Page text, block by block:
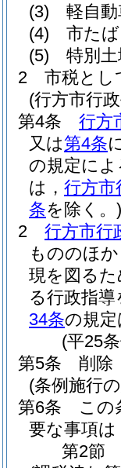
(3)
軽自
(4)
市た
(5)
特別
2
市税とし
(行方市行
第4条
行方
又は第4条
の規定に
は， 行方市
条を除く。)
2
行方市行
もののほ
現を図る
る行政指
34条の規
(平25
第5条
削除
(条例施行
第6条
この
要な事項
第2節